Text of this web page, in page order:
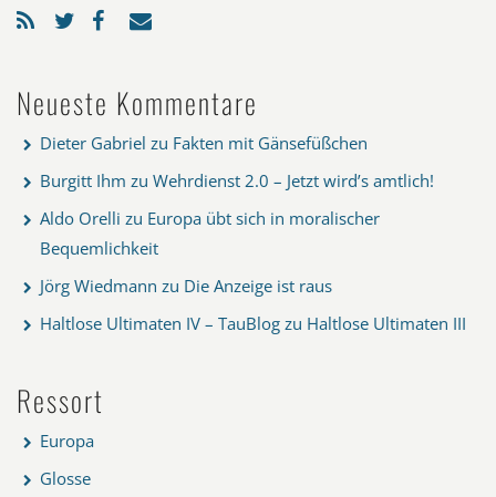
Neueste Kommentare
Dieter Gabriel zu Fakten mit Gänsefüßchen
Burgitt Ihm zu Wehrdienst 2.0 – Jetzt wird’s amtlich!
Aldo Orelli zu Europa übt sich in moralischer
Bequemlichkeit
Jörg Wiedmann zu Die Anzeige ist raus
Haltlose Ultimaten IV – TauBlog zu Haltlose Ultimaten III
Ressort
Europa
Glosse